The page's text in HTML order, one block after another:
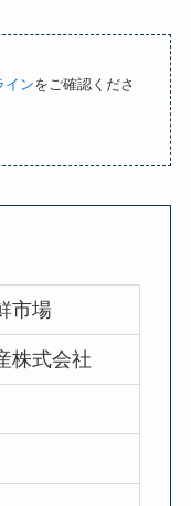
インをご確認くださ
市場
株式会社